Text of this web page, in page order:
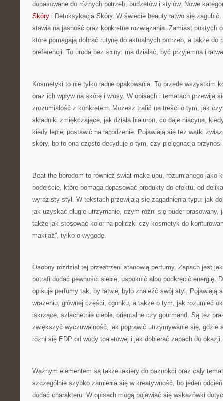
dopasowane do różnych potrzeb, budżetów i stylów. Nowe
Skóry i Detoksykacja Skóry. W świecie beauty łatwo się
stawia na jasność oraz konkretne rozwiązania. Zamiast pustych
które pomagają dobrać rutynę do aktualnych potrzeb, a także do
preferencji. To uroda bez spiny: ma działać, być przyjemna i
Kosmetyki to nie tylko ładne opakowania. To przede wszystkim
oraz ich wpływ na skórę i włosy. W opisach i tematach przewija
zrozumiałość z konkretem. Możesz trafić na treści o tym, jak
składniki zmiękczające, jak działa hialuron, co daje niacyna,
kiedy lepiej postawić na łagodzenie. Pojawiają się też wątki
skóry, bo to ona często decyduje o tym, czy pielęgnacja przynosi
Beat the boredom to również świat make-upu, rozumianego jako
podejście, które pomaga dopasować produkty do efektu: od
wyrazisty styl. W tekstach przewijają się zagadnienia typu: jak
jak uzyskać długie utrzymanie, czym różni się puder prasowany,
także jak stosować kolor na policzki czy kosmetyk do
makijaż”, tylko o wygodę.
Osobny rozdział tej przestrzeni stanowią perfumy. Zapach jest
potrafi dodać pewności siebie, uspokoić albo podkręcić energię.
opisuje perfumy tak, by łatwiej było znaleźć swój styl. Pojawiają
wrażeniu, głównej części, ogonku, a także o tym, jak rozumieć
iskrzące, szlachetnie ciepłe, orientalne czy gourmand. Są też
zwiększyć wyczuwalność, jak poprawić utrzymywanie się, gdzie
różni się EDP od wody toaletowej i jak dobierać zapach do okazji.
Ważnym elementem są także lakiery do paznokci oraz cały
szczególnie szybko zamienia się w kreatywność, bo jeden
dodać charakteru. W opisach mogą pojawiać się wskazówki